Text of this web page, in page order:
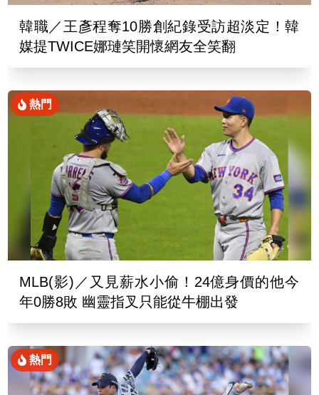
韓職／王彥程奪10勝創紀錄受訪超淡定！韓
媒提TWICE娜璉笑開懷網友全笑翻
熱門
MLB(影)／又見薪水小偷！24億身價的他今
年0勝8敗 幽靈指叉只能從牛棚出發
熱門